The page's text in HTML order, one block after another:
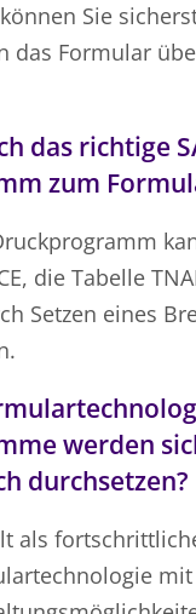
Sie
das Formular
das richtige
zum
die Tabelle
Setzen eines
werden
durchsetzen?
als